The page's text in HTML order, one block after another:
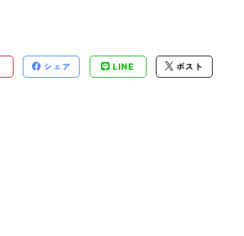
シェア LINE ポスト